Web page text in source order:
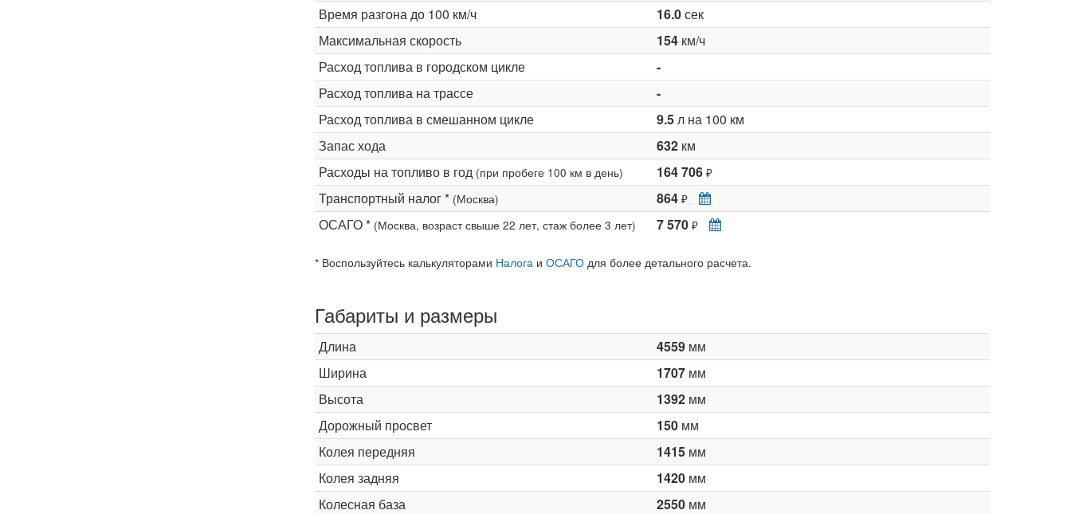
Время разгона до 100 км/ч
16.0сек
Максимальная скорость
154км/ч
Расход топлива в городском цикле
-
Расход топлива на трассе
-
Расход топлива в смешанном цикле
9.5л на 100 км
Запас хода
632км
Расходы на топливо в год (при пробеге 100 км в день) 164 706 ₽
Транспортный налог * (Москва) 864 ₽
ОСАГО * (Москва, возраст свыше 22 лет, стаж более 3 лет) 7 570 ₽
* Воспользуйтесь калькуляторами Налогаи ОСАГОдля более детального расчета.
Габариты и размеры
Длина 4559мм
Ширина
1707мм
Высота
1392мм
Дорожный просвет
150мм
Колея передняя
1415мм
Колея задняя
1420мм
Колесная база
2550мм